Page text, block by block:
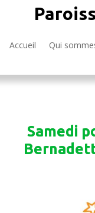
Accueil Qui
Samedi